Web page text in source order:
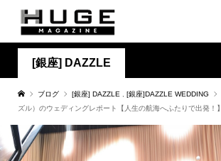
[銀座] DAZZLE
ブログ [銀座] DAZZLE [銀座]DAZZLE WEDDING
ズル）のウェディングレポート【人生の航海へふたりで出発！】